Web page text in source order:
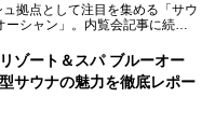
拠点として注目を集める「サウ
ーシャン」。内覧会記事に続
よさはもちろん、リラックスス
底チェック。新横浜エリアで日
、ライブやスポーツ観戦遠征組
ゾート＆スパ ブルーオー
サウナの魅力を徹底レポー